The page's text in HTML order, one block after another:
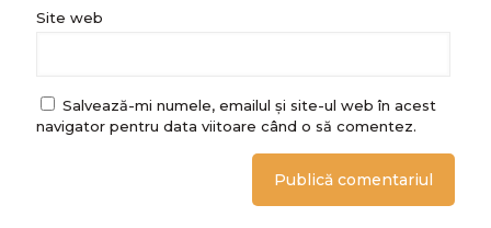
Site web
Salvează-mi numele, emailul și site-ul web în acest
navigator pentru data viitoare când o să comentez.